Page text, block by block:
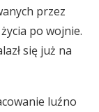
przez
po wojnie.
się już na
luźno